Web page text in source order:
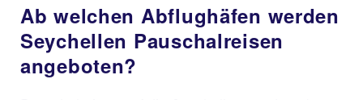
Ab welchen Abflughäfen werden
Seychellen Pauschalreisen
angeboten?